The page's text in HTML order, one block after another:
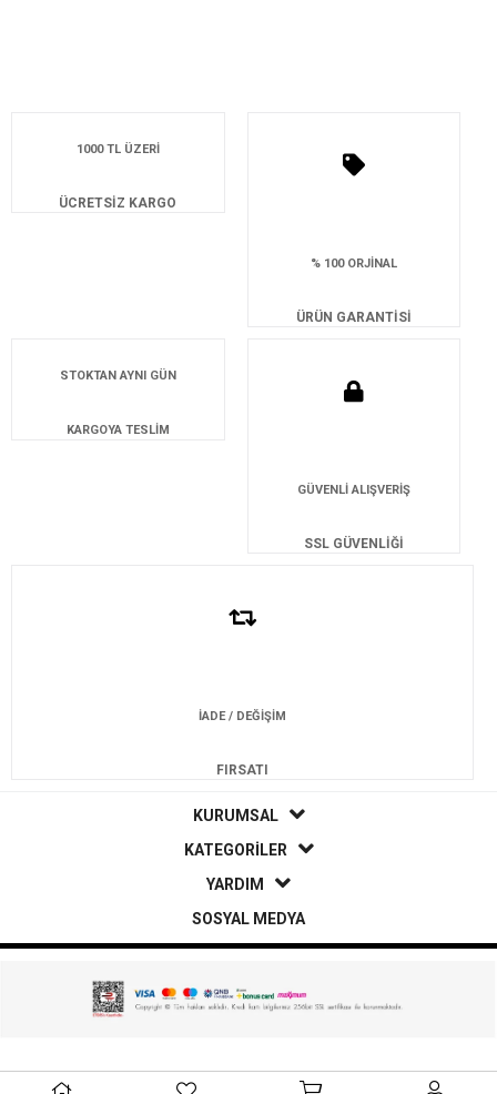
1000 TL ÜZERİ
ÜCRETSİZ KARGO
% 100 ORJİNAL
ÜRÜN GARANTİSİ
STOKTAN AYNI GÜN
KARGOYA TESLİM
GÜVENLİ ALIŞVERİŞ
SSL GÜVENLİĞİ
İADE / DEĞİŞİM
FIRSATI
KURUMSAL
KATEGORİLER
YARDIM
SOSYAL MEDYA